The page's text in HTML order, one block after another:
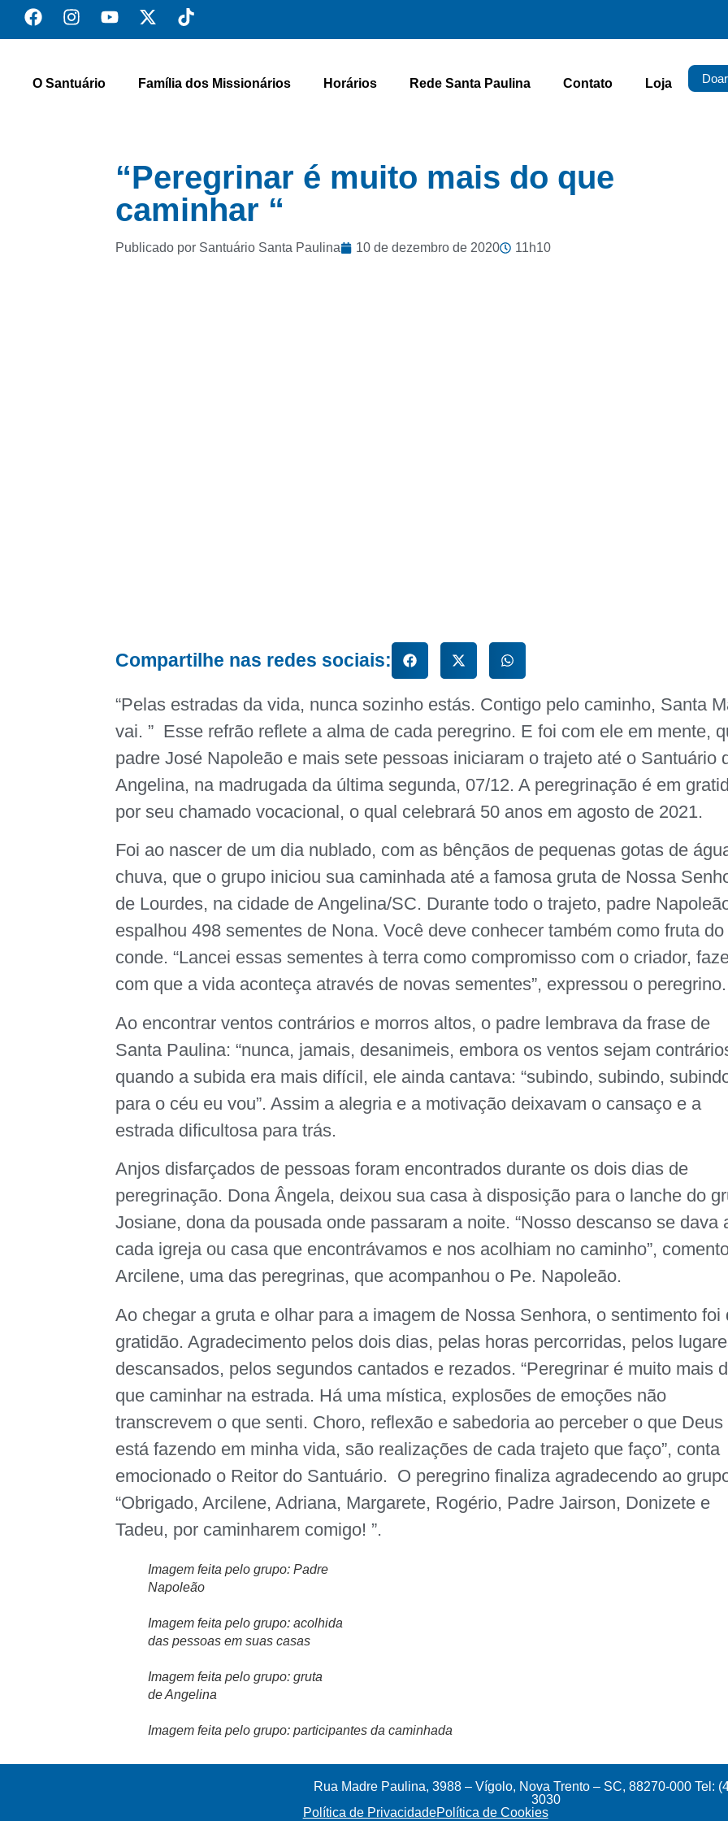
O Santuário Família dos Missionários Horários Rede Santa Paulina Contato Loja Doar
“Peregrinar é muito mais do que
caminhar “
Publicado por Santuário Santa Paulina 10 de dezembro de 2020 11h10
Compartilhe nas redes sociais:
“Pelas estradas da vida, nunca sozinho estás. Contigo pelo caminho, Santa
vai. ” Esse refrão reflete a alma de cada peregrino. E foi com ele em mente,
padre José Napoleão e mais sete pessoas iniciaram o trajeto até o Santuário
Angelina, na madrugada da última segunda, 07/12. A peregrinação é em
por seu chamado vocacional, o qual celebrará 50 anos em agosto de 2021.
Foi ao nascer de um dia nublado, com as bênçãos de pequenas gotas de
chuva, que o grupo iniciou sua caminhada até a famosa gruta de Nossa
de Lourdes, na cidade de Angelina/SC. Durante todo o trajeto, padre
espalhou 498 sementes de Nona. Você deve conhecer também como fruta do
conde. “Lancei essas sementes à terra como compromisso com o criador,
com que a vida aconteça através de novas sementes”, expressou o peregrino.
Ao encontrar ventos contrários e morros altos, o padre lembrava da frase de
Santa Paulina: “nunca, jamais, desanimeis, embora os ventos sejam
quando a subida era mais difícil, ele ainda cantava: “subindo, subindo,
para o céu eu vou”. Assim a alegria e a motivação deixavam o cansaço e a
estrada dificultosa para trás.
Anjos disfarçados de pessoas foram encontrados durante os dois dias de
peregrinação. Dona Ângela, deixou sua casa à disposição para o lanche do
Josiane, dona da pousada onde passaram a noite. “Nosso descanso se dava
cada igreja ou casa que encontrávamos e nos acolhiam no caminho”,
Arcilene, uma das peregrinas, que acompanhou o Pe. Napoleão.
Ao chegar a gruta e olhar para a imagem de Nossa Senhora, o sentimento foi
gratidão. Agradecimento pelos dois dias, pelas horas percorridas, pelos
descansados, pelos segundos cantados e rezados. “Peregrinar é muito mais
que caminhar na estrada. Há uma mística, explosões de emoções não
transcrevem o que senti. Choro, reflexão e sabedoria ao perceber o que Deus
está fazendo em minha vida, são realizações de cada trajeto que faço”, conta
emocionado o Reitor do Santuário. O peregrino finaliza agradecendo ao
“Obrigado, Arcilene, Adriana, Margarete, Rogério, Padre Jairson, Donizete e
Tadeu, por caminharem comigo! ”.
Imagem feita pelo grupo: Padre
Napoleão
Imagem feita pelo grupo: acolhida
das pessoas em suas casas
Imagem feita pelo grupo: gruta
de Angelina
Imagem feita pelo grupo: participantes da caminhada
Rua Madre Paulina, 3988 – Vígolo, Nova Trento – SC, 88270-000 Tel:
3030
Política de PrivacidadePolítica de Cookies